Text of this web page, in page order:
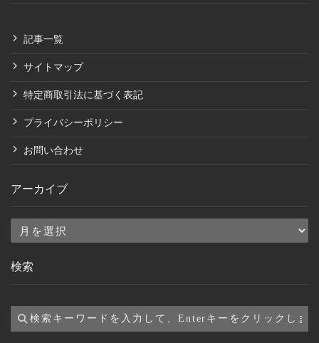
記事一覧
サイトマップ
特定商取引法に基づく表記
プライバシーポリシー
お問い合わせ
アーカイブ
ア
カ
ブ
検索